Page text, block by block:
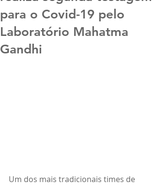
para o Covid-19 pelo
Laboratório Mahatma
Gandhi
Um dos mais tradicionais times de